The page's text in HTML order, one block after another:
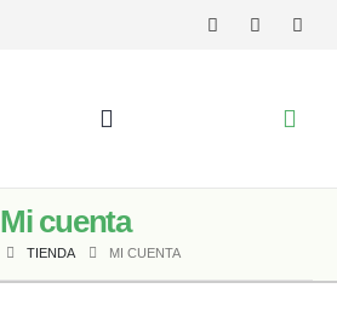
Mi cuenta
TIENDA MI CUENTA